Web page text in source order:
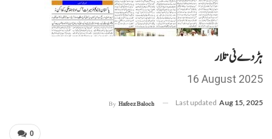
ہڑدے ئی تلار
16 August 2025
By Hafeez Baloch Last updated Aug 15, 2025
0